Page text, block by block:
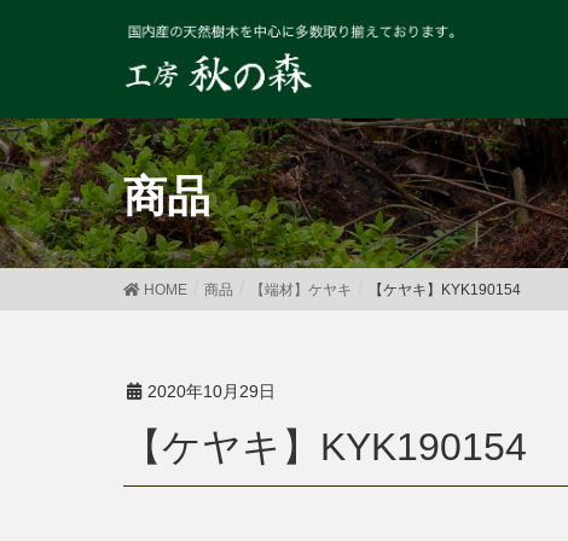
商品
HOME 商品 【端材】ケヤキ 【ケヤキ】KYK190154
2020年10月29日
【ケヤキ】KYK190154